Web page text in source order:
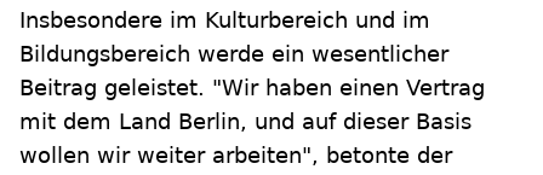
Insbesondere im Kulturbereich und im
Bildungsbereich werde ein wesentlicher
Beitrag geleistet. "Wir haben einen Vertrag
mit dem Land Berlin, und auf dieser Basis
wollen wir weiter arbeiten", betonte der